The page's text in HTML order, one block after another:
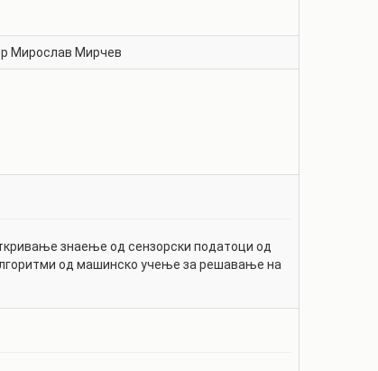
Мирослав Мирчев
знаење од сензорски податоци од
од машинско учење за решавање на